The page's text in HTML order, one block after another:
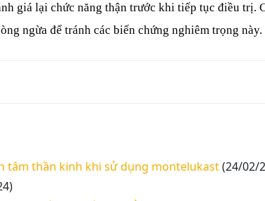
giá lại chức năng thận trước khi tiếp tục điều trị.
ngừa để tránh các biến chứng nghiêm trọng này.
tâm thần kinh khi sử dụng montelukast(24/02/